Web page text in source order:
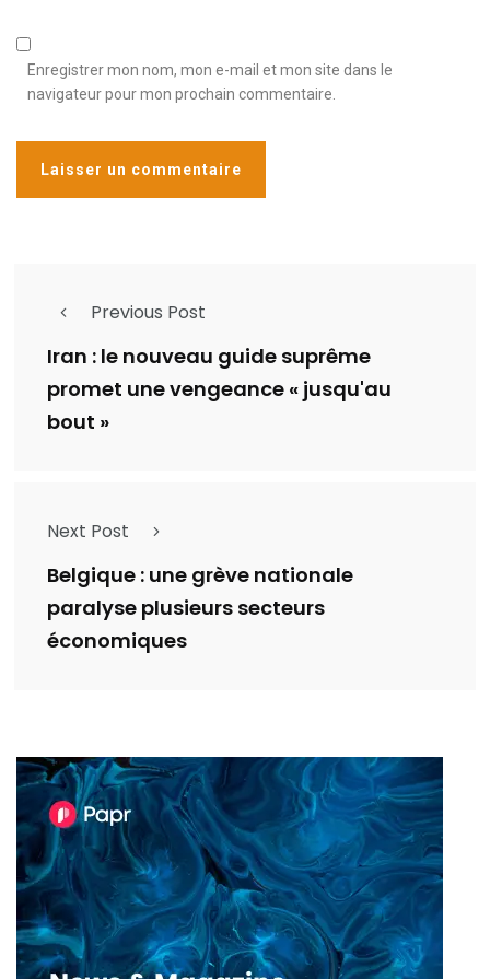
Enregistrer mon nom, mon e-mail et mon site dans le
navigateur pour mon prochain commentaire.
Previous Post
Iran : le nouveau guide suprême
promet une vengeance « jusqu'au
bout »
Next Post
Belgique : une grève nationale
paralyse plusieurs secteurs
économiques